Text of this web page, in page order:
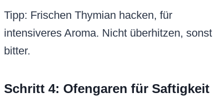
Tipp: Frischen Thymian hacken, für
intensiveres Aroma. Nicht überhitzen, sonst
bitter.
Schritt 4: Ofengaren für Saftigkeit